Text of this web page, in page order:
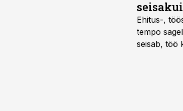
Ehitus-,
tempo
seisab, töö